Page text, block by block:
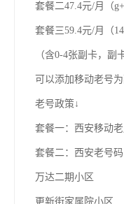
套餐二47.4元/月（
套餐三59.4元/月（
（含0-4张副卡，
可以添加移动老号
老号政策↓
套餐一：西安移动
套餐二：西安老号
万达二期小区
更新街家属院小区